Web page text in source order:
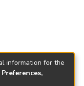
information for the